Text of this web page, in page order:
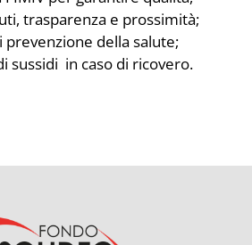
trasparenza e prossimità;
prevenzione della salute;
sussidi in caso di ricovero.